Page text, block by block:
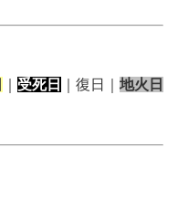
受死日 ｜復日｜ 地火日